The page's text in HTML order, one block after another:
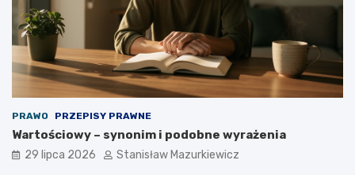
PRAWO PRZEPISY PRAWNE
Wartościowy – synonim i podobne wyrażenia
29 lipca 2026 Stanisław Mazurkiewicz